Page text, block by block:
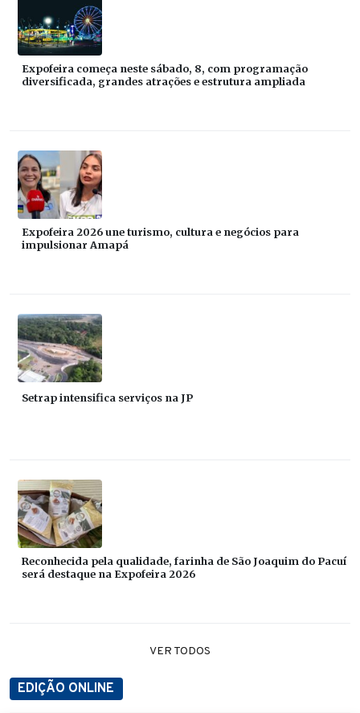
Expofeira começa neste sábado, 8, com programação
diversificada, grandes atrações e estrutura ampliada
Expofeira 2026 une turismo, cultura e negócios para
impulsionar Amapá
Setrap intensifica serviços na JP
Reconhecida pela qualidade, farinha de São Joaquim do Pacuí
será destaque na Expofeira 2026
VER TODOS
EDIÇÃO ONLINE